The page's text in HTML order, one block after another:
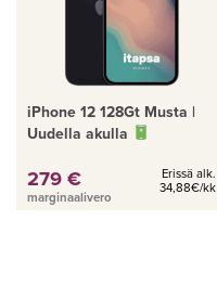
iPhone 12 128Gt Musta |
Uudella akulla
279 €
marginaalivero
Erissä alk.
34,88€/kk